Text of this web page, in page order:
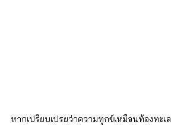
หากเปรียบเปรยว่าความทุกข์เหมือนท้องทะเล